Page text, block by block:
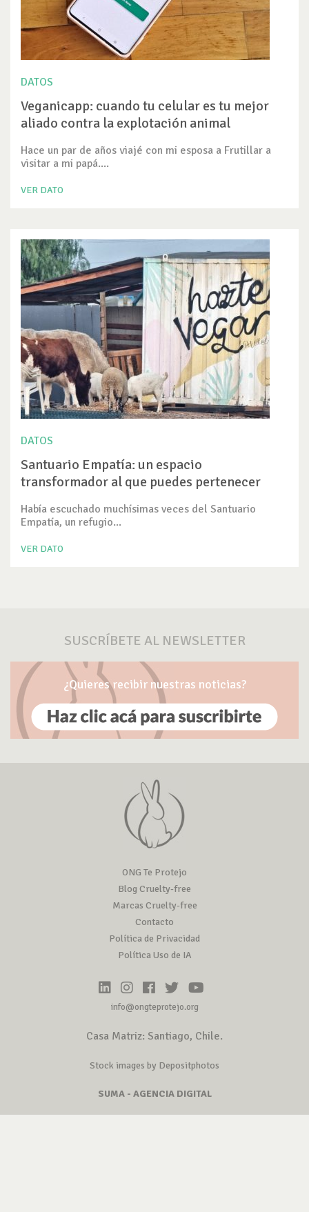
DATOS
Veganicapp: cuando tu celular es tu mejor
aliado contra la explotación animal
Hace un par de años viajé con mi esposa a Frutillar a
visitar a mi papá....
VER DATO
DATOS
Santuario Empatía: un espacio
transformador al que puedes pertenecer
Había escuchado muchísimas veces del Santuario
Empatía, un refugio...
VER DATO
SUSCRÍBETE AL NEWSLETTER
¿Quieres recibir nuestras noticias?
ONG Te Protejo
Blog Cruelty-free
Marcas Cruelty-free
Contacto
Política de Privacidad
Política Uso de IA
info@ongteprotejo.org
Casa Matriz: Santiago, Chile.
Stock images by Depositphotos
SUMA - AGENCIA DIGITAL